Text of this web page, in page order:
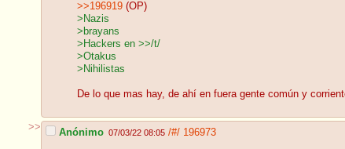
>>196919 (OP)
>Nazis
>brayans
>Hackers en >>/t/
>Otakus
>Nihilistas
De lo que mas hay, de ahí en fuera gente común y
>> Anónimo 07/03/22 08:05 /#/ 196973